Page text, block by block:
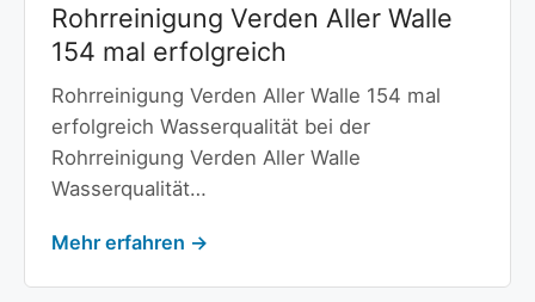
Rohrreinigung Verden Aller Walle
154 mal erfolgreich
Rohrreinigung Verden Aller Walle 154 mal
erfolgreich Wasserqualität bei der
Rohrreinigung Verden Aller Walle
Wasserqualität…
Mehr erfahren →